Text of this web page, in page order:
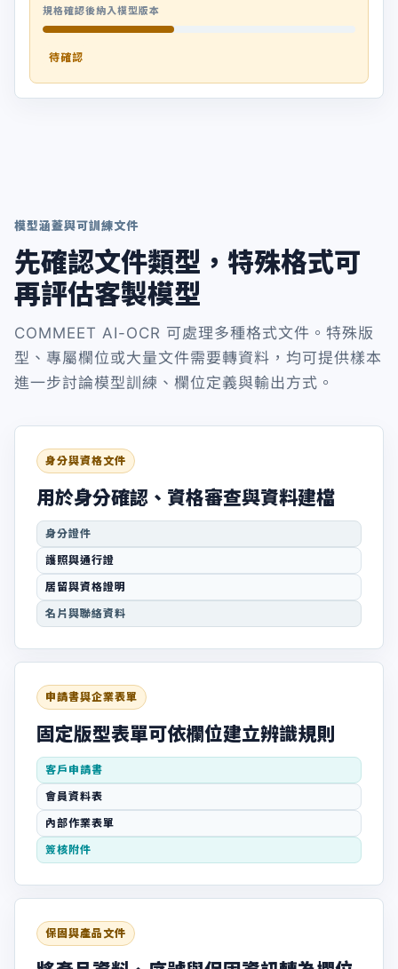
規格確認後納入模型版本
待確認
模型涵蓋與可訓練文件
先確認文件類型，特殊格式可
再評估客製模型
COMMEET AI-OCR 可處理多種格式文件。特殊版
型、專屬欄位或大量文件需要轉資料，均可提供樣本
進一步討論模型訓練、欄位定義與輸出方式。
身分與資格文件
用於身分確認、資格審查與資料建檔
身分證件
護照與通行證
居留與資格證明
名片與聯絡資料
申請書與企業表單
固定版型表單可依欄位建立辨識規則
客戶申請書
會員資料表
內部作業表單
簽核附件
保固與產品文件